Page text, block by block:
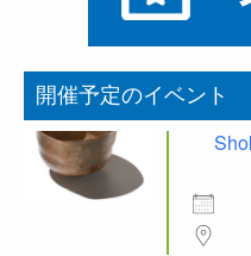
開催予定のイベント